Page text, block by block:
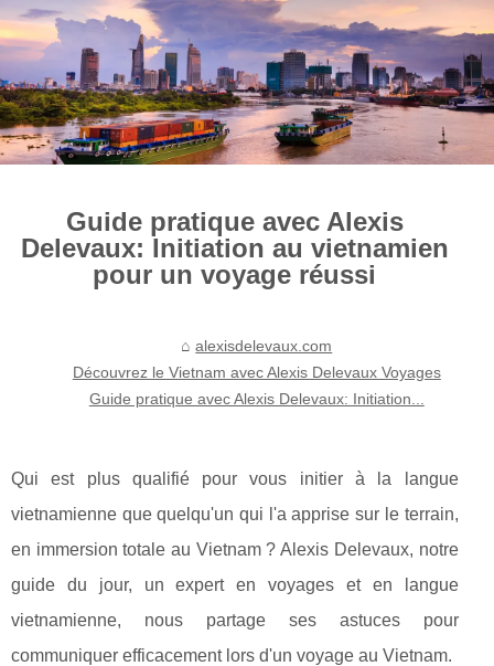
Guide pratique avec Alexis
Delevaux: Initiation au vietnamien
pour un voyage réussi
alexisdelevaux.com
Découvrez le Vietnam avec Alexis Delevaux Voyages
Guide pratique avec Alexis Delevaux: Initiation...
Qui est plus qualifié pour vous initier à la langue
vietnamienne que quelqu'un qui l'a apprise sur le terrain,
en immersion totale au Vietnam ? Alexis Delevaux, notre
guide du jour, un expert en voyages et en langue
vietnamienne, nous partage ses astuces pour
communiquer efficacement lors d'un voyage au Vietnam.